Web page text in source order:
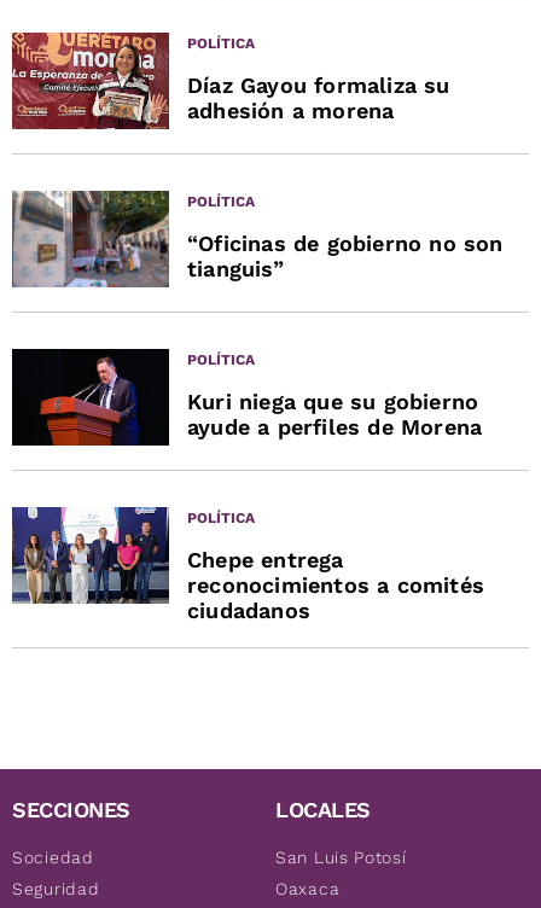
POLÍTICA
Díaz Gayou formaliza su
adhesión a morena
POLÍTICA
“Oficinas de gobierno no son
tianguis”
POLÍTICA
Kuri niega que su gobierno
ayude a perfiles de Morena
POLÍTICA
Chepe entrega
reconocimientos a comités
ciudadanos
SECCIONES
Sociedad
Seguridad
LOCALES
San Luis Potosí
Oaxaca